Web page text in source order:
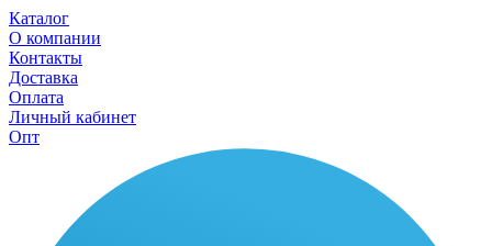
Каталог
О компании
Контакты
Доставка
Оплата
Личный кабинет
Опт